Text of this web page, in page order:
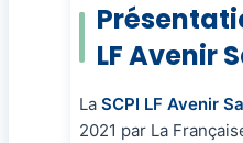
LF Avenir
La SCPI LF Avenir
2021 par La